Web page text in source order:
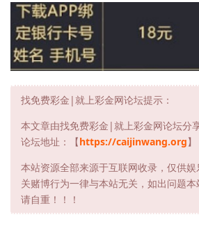
找免费彩金|就上彩金网论坛提示：
本文章由找免费彩金|就上彩金网论坛分享
论坛地址：【https://caijinwang.org】
本站资源全部来源于互联网收录，仅供
关赌博行为一律与本站无关，如出问题本
请自重！！！